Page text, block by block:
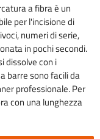
a fibra è un
per l'incisione di
numeri di serie,
in pochi secondi.
dissolve con i
barre sono facili da
professionale. Per
con una lunghezza